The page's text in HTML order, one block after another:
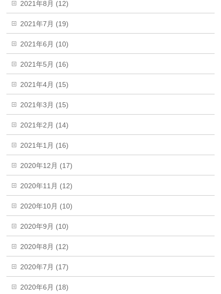
2021年8月 (12)
2021年7月 (19)
2021年6月 (10)
2021年5月 (16)
2021年4月 (15)
2021年3月 (15)
2021年2月 (14)
2021年1月 (16)
2020年12月 (17)
2020年11月 (12)
2020年10月 (10)
2020年9月 (10)
2020年8月 (12)
2020年7月 (17)
2020年6月 (18)